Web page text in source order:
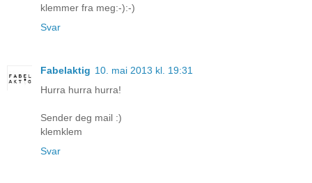
klemmer fra meg:-):-)
Svar
Fabelaktig 10. mai 2013 kl. 19:31
Hurra hurra hurra!
Sender deg mail :)
klemklem
Svar